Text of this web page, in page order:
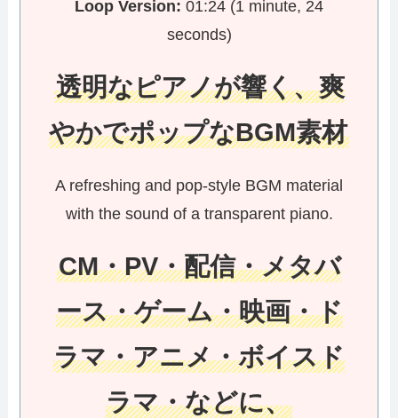
Loop Version: 01:24 (1 minute, 24
seconds)
透明なピアノが響く、爽
やかでポップなBGM素材
A refreshing and pop-style BGM material
with the sound of a transparent piano.
CM・PV・配信・メタバ
ース・ゲーム・映画・ド
ラマ・アニメ・ボイスド
ラマ・などに、